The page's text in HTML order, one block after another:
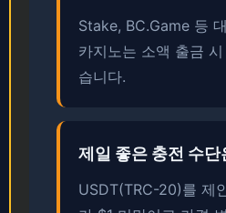
Stake, BC.Game 등
카지노는 소액 출금
습니다.
제일 좋은 충전 수
USDT(TRC-20)를 제